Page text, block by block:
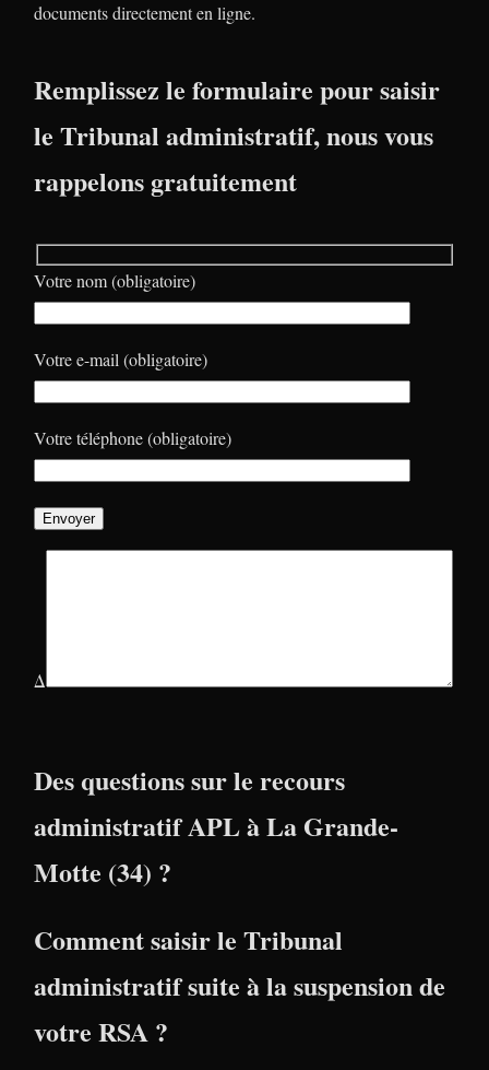
documents directement en ligne.
Remplissez le formulaire pour saisir
le Tribunal administratif, nous vous
rappelons gratuitement
Votre nom (obligatoire)
Votre e-mail (obligatoire)
Votre téléphone (obligatoire)
Δ
Des questions sur le recours
administratif APL à La Grande-
Motte (34) ?
Comment saisir le Tribunal
administratif suite à la suspension de
votre RSA ?